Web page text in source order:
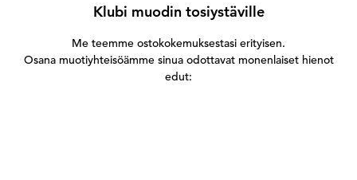
Klubi muodin tosiystäville
Me teemme ostokokemuksestasi erityisen.
Osana muotiyhteisöämme sinua odottavat monenlaiset hienot
edut: